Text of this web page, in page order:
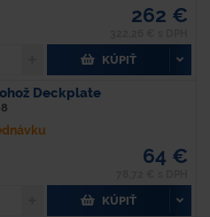
262 €
KÚPIŤ
Deckplate
64 €
KÚPIŤ